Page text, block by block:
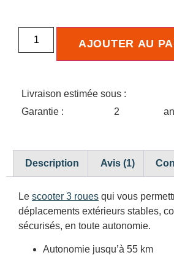
AJOUTER AU
Livraison estimée sous :
Garantie :
2
Description Avis (1)
Le scooter 3 roues qui vous
déplacements extérieurs stables,
sécurisés, en toute autonomie.
Autonomie jusqu’à 55 km